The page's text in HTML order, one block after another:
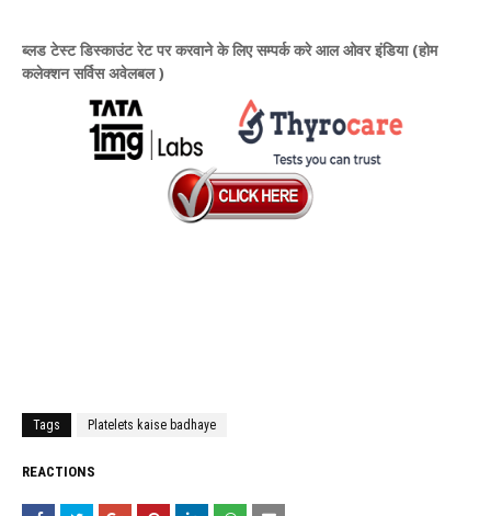
ब्लड टेस्ट डिस्काउंट रेट पर करवाने के लिए सम्पर्क करे आल ओवर इंडिया (होम
कलेक्शन सर्विस अवेलबल )
Tags Platelets kaise badhaye
REACTIONS